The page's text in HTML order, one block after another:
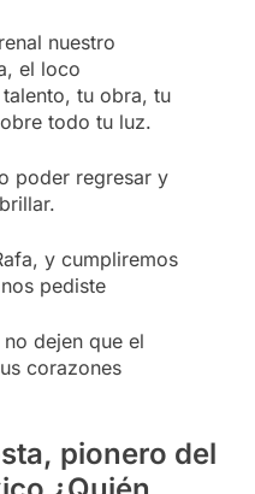
nuestro
el loco
tu obra, tu
todo tu luz.
poder regresar y
y cumpliremos
pediste
dejen que el
corazones
pionero del